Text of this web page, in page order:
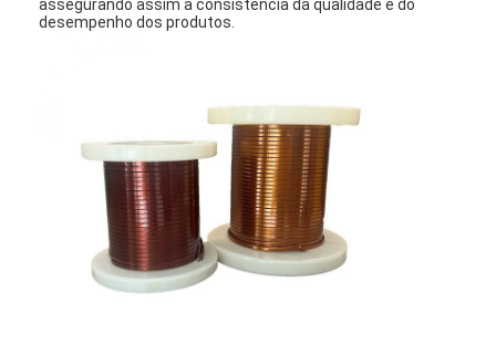
Sobre nós
Contacte-nos
Notícias
Casos
assegurando assim a consistência da qualidade e do
desempenho dos produtos.